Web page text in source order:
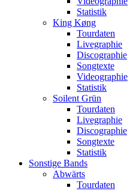
Statistik
King Køng
Tourdaten
Livegraphie
Discographie
Songtexte
Videographie
Statistik
Soilent Grün
Tourdaten
Livegraphie
Discographie
Songtexte
Statistik
Sonstige Bands
Abwärts
Tourdaten